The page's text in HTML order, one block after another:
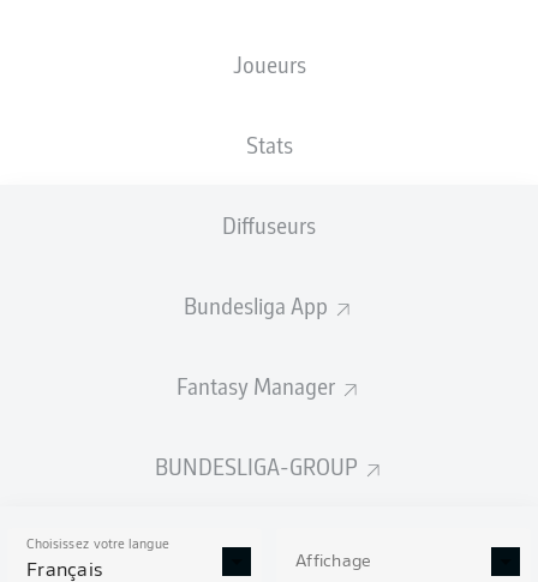
Joueurs
Stats
Diffuseurs
Bundesliga App
Fantasy Manager
BUNDESLIGA-GROUP
Choisissez votre langue
Français Affichage
STATS DE LA SAISON
2025/2026